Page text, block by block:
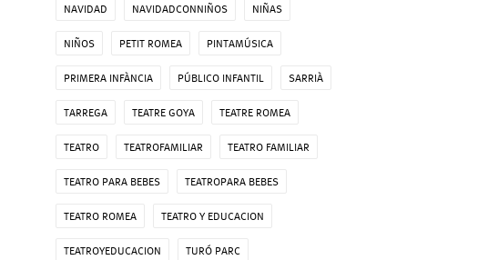
NAVIDAD NAVIDADCONNIÑOS NIÑAS
NIÑOS PETIT ROMEA PINTAMÚSICA
PRIMERA INFÀNCIA PÚBLICO INFANTIL SARRIÀ
TARREGA TEATRE GOYA TEATRE ROMEA
TEATRO TEATROFAMILIAR TEATRO FAMILIAR
TEATRO PARA BEBES TEATROPARA BEBES
TEATRO ROMEA TEATRO Y EDUCACION
TEATROYEDUCACION TURÓ PARC